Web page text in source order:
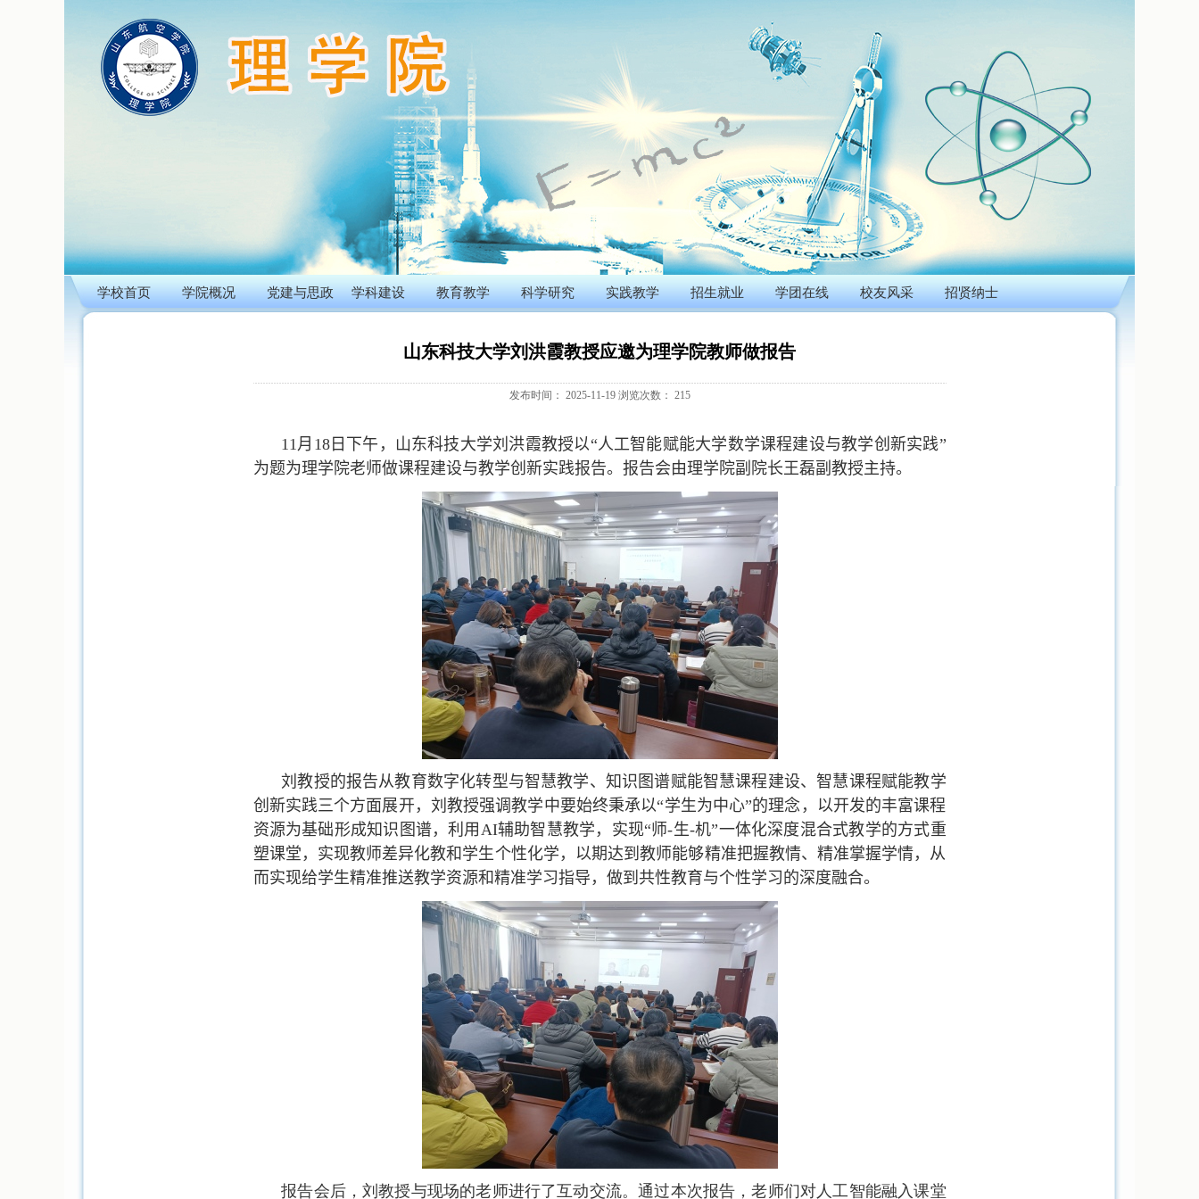
学校首页 学院概况 党建与思政 学科建设 教育教学 科学研究 实践教学 招生就业 学团在线 校友风采 招贤纳士
山东科技大学刘洪霞教授应邀为理学院教师做报告
发布时间： 2025-11-19 浏览次数： 215
11 月 18日下午，山东科技大学刘洪霞教授以“人工智能赋能大学数学课程建设与教学创新实践”
为题为理学院老师做课程建设与教学创新实践报告。报告会由理学院副院长王磊副教授主持。
刘教授的报告从教育数字化转型与智慧教学、知识图谱赋能智慧课程建设、智慧课程赋能教学
创新实践三个方面展开，刘教授强调教学中要始终秉承以“学生为中心”的理念，以开发的丰富课程
资源为基础形成知识图谱，利用 AI辅助智慧教学，实现“师-生-机”一体化深度混合式教学的方式重
塑课堂，实现教师差异化教和学生个性化学，以期达到教师能够精准把握教情、精准掌握学情，从
而实现给学生精准推送教学资源和精准学习指导，做到共性教育与个性学习的深度融合。
报告会后，刘教授与现场的老师进行了互动交流。通过本次报告，老师们对人工智能融入课堂